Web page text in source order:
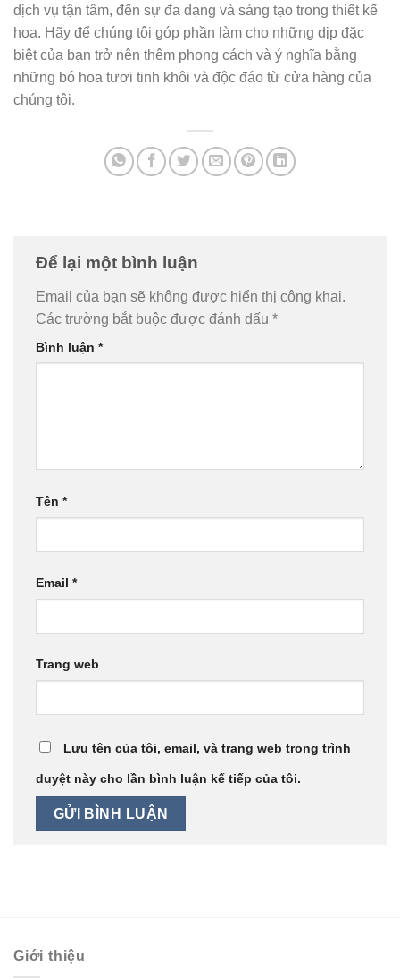
dịch vụ tận tâm, đến sự đa dạng và sáng tạo trong thiết kế
hoa. Hãy để chúng tôi góp phần làm cho những dịp đặc
biệt của bạn trở nên thêm phong cách và ý nghĩa bằng
những bó hoa tươi tinh khôi và độc đáo từ cửa hàng của
chúng tôi.
Để lại một bình luận
Email của bạn sẽ không được hiển thị công khai.
Các trường bắt buộc được đánh dấu *
Bình luận *
Tên *
Email *
Trang web
Lưu tên của tôi, email, và trang web trong trình
duyệt này cho lần bình luận kế tiếp của tôi.
Giới thiệu